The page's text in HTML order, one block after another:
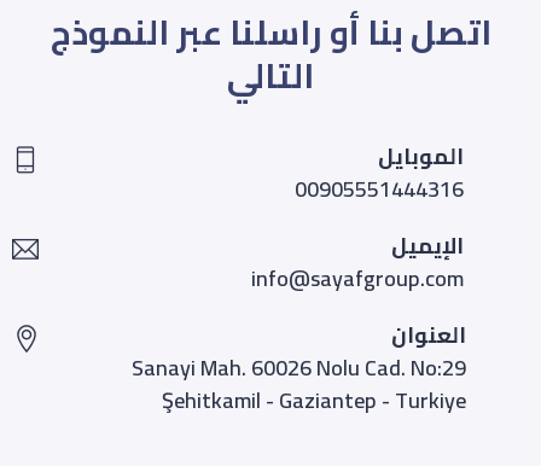
اتصل بنا أو راسلنا عبر النموذج
التالي
الموبايل
00905551444316
الإيميل
info@sayafgroup.com
العنوان
Sanayi Mah. 60026 Nolu Cad. No:29
Şehitkamil - Gaziantep - Turkiye